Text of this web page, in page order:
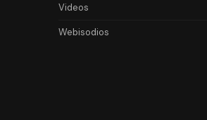
Videos
Webisodios